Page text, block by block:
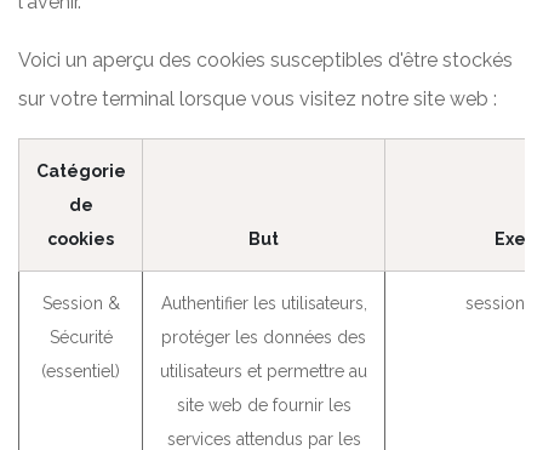
Voici un aperçu des cookies susceptibles d'être stockés
sur votre terminal lorsque vous visitez notre site web :
Catégorie
de
cookies
But
Session &
Sécurité
(essentiel)
Authentifier les utilisateurs,
protéger les données des
utilisateurs et permettre au
site web de fournir les
services attendus par les